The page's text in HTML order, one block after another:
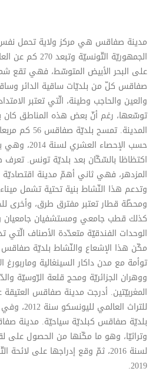
مدينة صفاقس هي مركز ولاية تحمل
الجمهوريّة
على البحر الأبيض المتوسّط، فهي تقع
صفاقس كلّ من بلديّات ساقية الدائر
والعين والحاجب وطينة، الّتي تعتبر
توسّعها، رغم أنّ بعض هذه المناطق كان
حسب الإحصاء
اكتظاظا بالسّكّان بعد بلديّة تونس.
المزدهر، فهي ثاني أهمّ مدينة
وتدعم هذا النّشاط بنية تحتية تشمل ميناء
ومحطّة قطار تعتبر مفترق طرق، وأخرى
كذلك قطب جامعي ومستشفيان جامعيان
الوحدات الفندقيّة متعدّدة الأصناف الّتي
مكّن هذا الإشعاع والنّشاط بلديّة
توأمة مع مدن داكار السينغالية وماربورغ
ووهران الجزائريّة ومحج قلعة الرّوسيّة
المغربيّتين. أدرجت مدينة صفاقس العتيقة
للتراث
بلديّة صفاقس كبلديّة سياحيّة. مدينة
وتراثيّا، وهو ما مكّنها من الحصول على
لسنة 2016، ثمّ وقع إدراجها على
2019.